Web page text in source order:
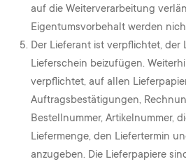
auf die Weiterverarbeitung
Eigentumsvorbehalt werden
Der Lieferant ist verpflichtet, der
Lieferschein beizufügen.
verpflichtet, auf allen
Auftragsbestätigungen,
Bestellnummer, Artikelnummer,
Liefermenge, den Liefertermin
anzugeben. Die Lieferpapiere